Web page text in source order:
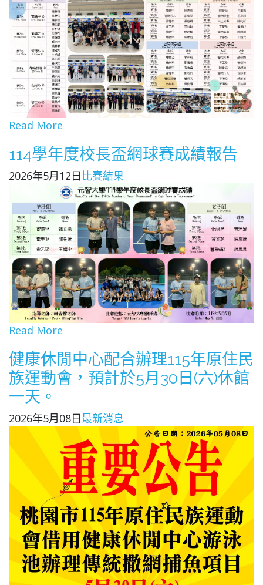
Read More
114學年度校長盃網球賽成績報告
2026年5月12日 比賽結果
Read More
健康休閒中心配合辦理115年原住民
族運動會，預計於5月30日(六)休館
一天。
2026年5月08日最新消息